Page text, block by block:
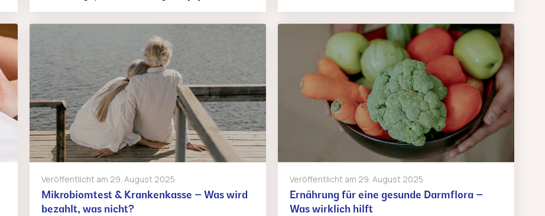
Veröffentlicht am 29. August 2025
Mikrobiomtest & Krankenkasse – Was wird
bezahlt, was nicht?
Veröffentlicht am 29. August 2025
Ernährung für eine gesunde Darmflora –
Was wirklich hilft